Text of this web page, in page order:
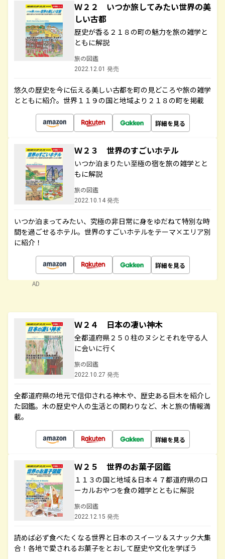
Ｗ２２ いつか旅してみたい世界の美
しい古都
歴史が香る２１８の町の魅力を旅の雑学と
ともに解説
旅の図鑑
2022.12.01 発売
悠久の歴史を今に伝える美しい古都を町の見どころや旅の雑学
とともに紹介。世界１１９の国と地域より２１８の町を掲載
詳細を見る
Ｗ２３ 世界のすごいホテル
いつか泊まりたい至極の宿を旅の雑学とと
もに解説
旅の図鑑
2022.10.14 発売
いつか泊まってみたい、究極の非日常に身をゆだねて特別な時
間を過ごせるホテル。世界のすごいホテルをテーマ×エリア別
に紹介！
詳細を見る
AD
Ｗ２４ 日本の凄い神木
全都道府県２５０柱のヌシとそれを守る人
に会いに行く
旅の図鑑
2022.10.27 発売
全都道府県の地元で信仰される神木や、歴史ある巨木を紹介し
た図鑑。木の歴史や人の生活との関わりなど、木と旅の情報満
載。
詳細を見る
Ｗ２５ 世界のお菓子図鑑
１１３の国と地域＆日本４７都道府県のロ
ーカルおやつを食の雑学とともに解説
旅の図鑑
2022.12.15 発売
読めば必ず食べたくなる世界と日本のスイーツ＆スナック大集
合！各地で愛されるお菓子をとおして歴史や文化を学ぼう